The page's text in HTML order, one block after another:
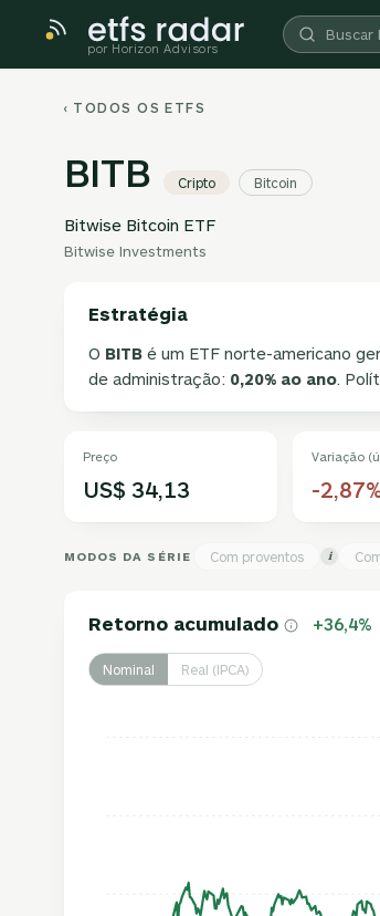
por Horizon Advisors
‹ TODOS OS ETFS
BITB Cripto Bitcoin
Bitwise Bitcoin ETF
Bitwise Investments
Estratégia
O BITBé um ETF norte-americano
de administração: 0,20% ao ano.
Preço
US$ 34,13
Variação
-
MODOS DA SÉRIE Com proventos i
Retorno acumulado +36,4%
Nominal Real (IPCA)